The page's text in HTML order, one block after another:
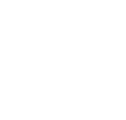
だ
。
が